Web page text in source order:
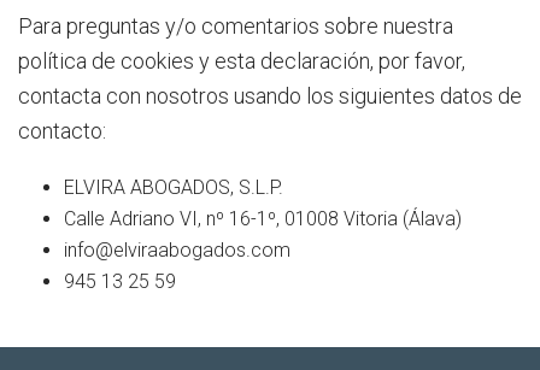
Para preguntas y/o comentarios sobre nuestra
política de cookies y esta declaración, por favor,
contacta con nosotros usando los siguientes datos de
contacto:
ELVIRA ABOGADOS, S.L.P.
Calle Adriano VI, nº 16-1º, 01008 Vitoria (Álava)
info@elviraabogados.com
945 13 25 59